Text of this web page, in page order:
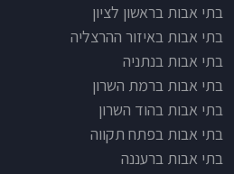
בתי אבות בראשון לציון
בתי אבות באיזור ההרצליה
בתי אבות בנתניה
בתי אבות ברמת השרון
בתי אבות בהוד השרון
בתי אבות בפתח תקווה
בתי אבות ברעננה